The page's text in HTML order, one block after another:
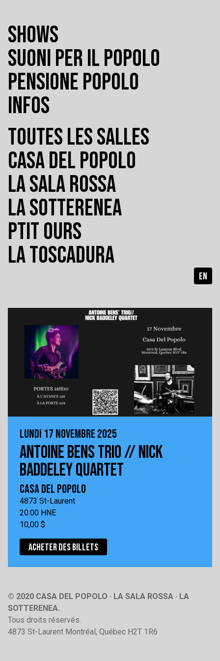
SHOWS
SUONI PER IL POPOLO
PENSIONE POPOLO
INFOS
TOUTES LES SALLES
CASA DEL POPOLO
LA SALA ROSSA
LA SOTTERENEA
PTIT OURS
LA TOSCADURA
EN
LUNDI 17 NOVEMBRE 2025
ANTOINE BENS TRIO // NICK
BADDELEY QUARTET
CASA DEL POPOLO
4873 St-Laurent
20:00 HNE
10,00 $
ACHETER DES BILLETS
© 2020 CASA DEL POPOLO · LA SALA ROSSA · LA
SOTTERENEA.
Tous droits réservés.
4873 St-Laurent Montréal, Québec H2T 1R6